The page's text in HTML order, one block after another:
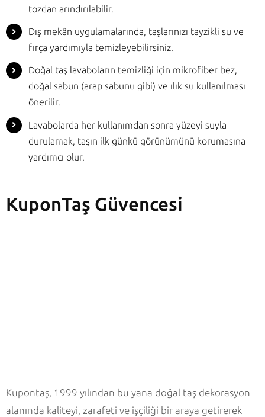
tozdan arındırılabilir.
Dış mekân uygulamalarında, taşlarınızı tayzikli su ve
fırça yardımıyla temizleyebilirsiniz.
Doğal taş lavaboların temizliği için mikrofiber bez,
doğal sabun (arap sabunu gibi) ve ılık su kullanılması
önerilir.
Lavabolarda her kullanımdan sonra yüzeyi suyla
durulamak, taşın ilk günkü görünümünü korumasına
yardımcı olur.
KuponTaş Güvencesi
Kupontaş, 1999 yılından bu yana doğal taş dekorasyon
alanında kaliteyi, zarafeti ve işçiliği bir araya getirerek